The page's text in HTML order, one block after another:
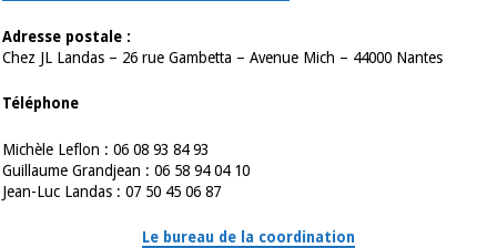
Adresse postale :
Chez JL Landas – 26 rue Gambetta – Avenue Mich – 44000 Nantes
Téléphone
Michèle Leflon : 06 08 93 84 93
Guillaume Grandjean : 06 58 94 04 10
Jean-Luc Landas : 07 50 45 06 87
Le bureau de la coordination